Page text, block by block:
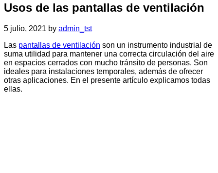
Usos de las pantallas de ventilación
5 julio, 2021 by admin_tst
Las pantallas de ventilación son un instrumento industrial de
suma utilidad para mantener una correcta circulación del aire
en espacios cerrados con mucho tránsito de personas. Son
ideales para instalaciones temporales, además de ofrecer
otras aplicaciones. En el presente artículo explicamos todas
ellas.